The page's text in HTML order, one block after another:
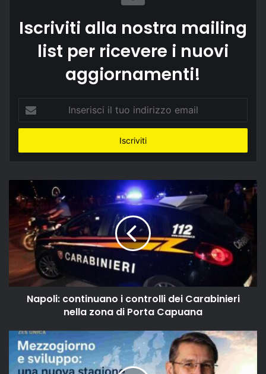
Iscriviti alla nostra mailing
list per ricevere i nuovi
aggiornamenti!
tuo
email
Napoli: continuano i controlli dei Carabinieri
nella zona di Porta Capuana